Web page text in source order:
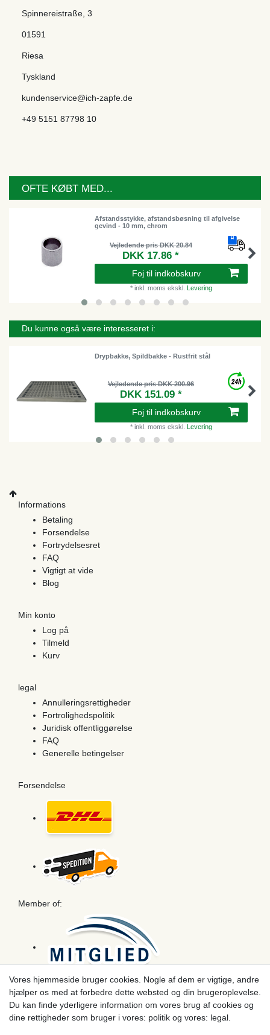
Spinnereistraße 3
01591
Riesa
Tyskland
kundenservice@ich-zapfe.de
+49 5151 87798 10
OFTE KØBT MED...
Afstandsstykke, afstandsbøsning til afgivelse
gevind - 10 mm, chrom
Vejledende pris DKK 20.84
DKK 17.86 *
Foj til indkobskurv
* inkl. moms ekskl. Levering
Du kunne også være interesseret i:
Drypbakke, Spildbakke - Rustfrit stål
Vejledende pris DKK 200.96
DKK 151.09 *
Foj til indkobskurv
* inkl. moms ekskl. Levering
Informations
Betaling
Forsendelse
Fortrydelsesret
FAQ
Vigtigt at vide
Blog
Min konto
Log på
Tilmeld
Kurv
legal
Annulleringsrettigheder
Fortrolighedspolitik
Juridisk offentliggørelse
FAQ
Generelle betingelser
Forsendelse
Member of:
Betaling
Vores hjemmeside bruger cookies. Nogle af dem er vigtige, andre
hjælper os med at forbedre dette websted og din brugeroplevelse.
Du kan finde yderligere information om vores brug af cookies og
dine rettigheder som bruger i vores: politik og vores: legal.